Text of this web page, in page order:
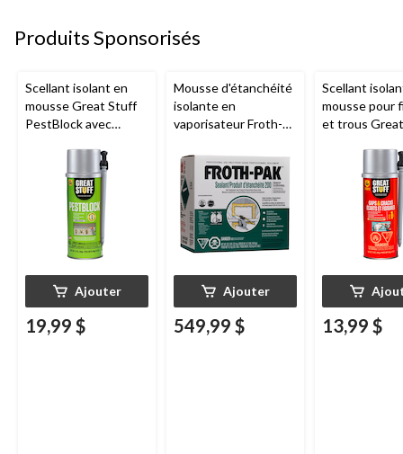
Produits Sponsorisés
Scellant isolant en
mousse Great Stuff
PestBlock avec
intelligent, usage
intérieur/extérieur, 12
Ajouter
19,99 $
Mousse d'étanchéité
isolante en
vaporisateur Froth-
polyuréthane
Ajouter
549,99 $
Scellant
mousse pour
et trous
intelligent,
intérieur/
13,99 $